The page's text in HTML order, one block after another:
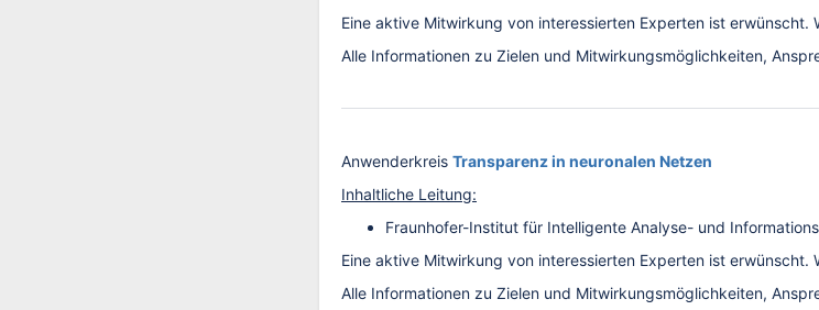
Eine aktive Mitwirkung von interessierten Experten ist erwünscht.
Alle Informationen zu Zielen und Mitwirkungsmöglichkeiten,
Anwenderkreis Transparenz in neuronalen Netzen
Inhaltliche Leitung:
Fraunhofer-Institut für Intelligente Analyse- und
Eine aktive Mitwirkung von interessierten Experten ist erwünscht.
Alle Informationen zu Zielen und Mitwirkungsmöglichkeiten,